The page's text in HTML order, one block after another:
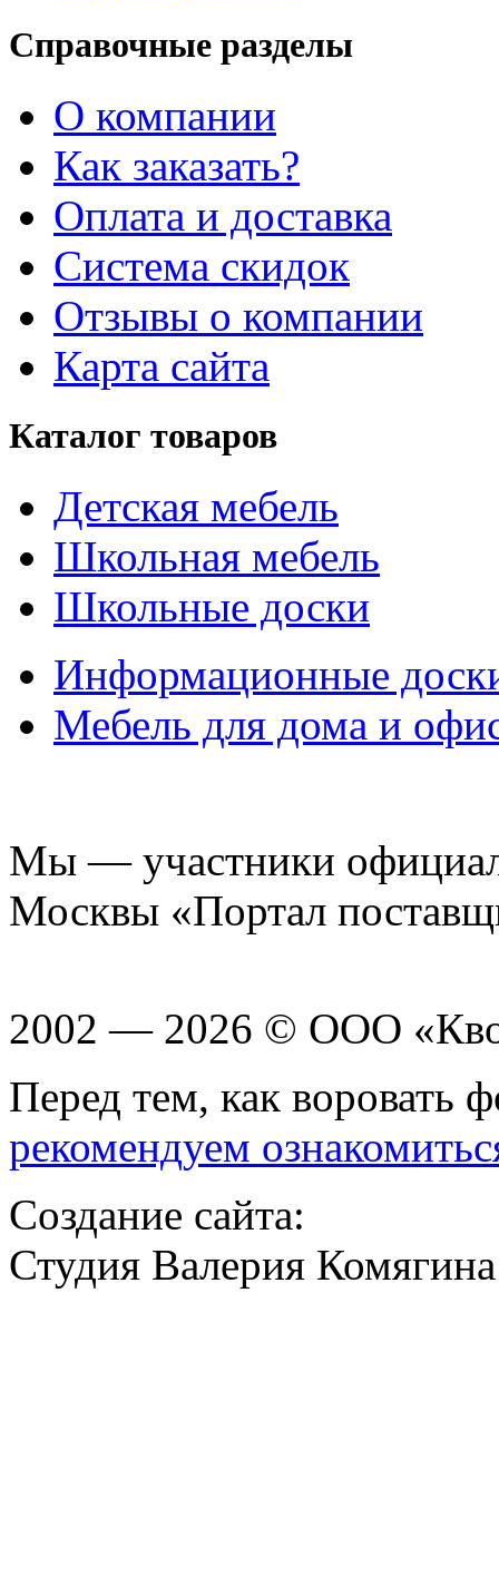
Справочные разделы
О компании
Как заказать?
Оплата и доставка
Система скидок
Отзывы о компании
Карта сайта
Каталог товаров
Детская мебель
Школьная мебель
Школьные доски
Информационные
Мебель для дома и
Мы — участники
Москвы «Портал
2002 — 2026 © ООО
Перед тем, как воровать
рекомендуем
Создание сайта:
Студия Валерия Комягина